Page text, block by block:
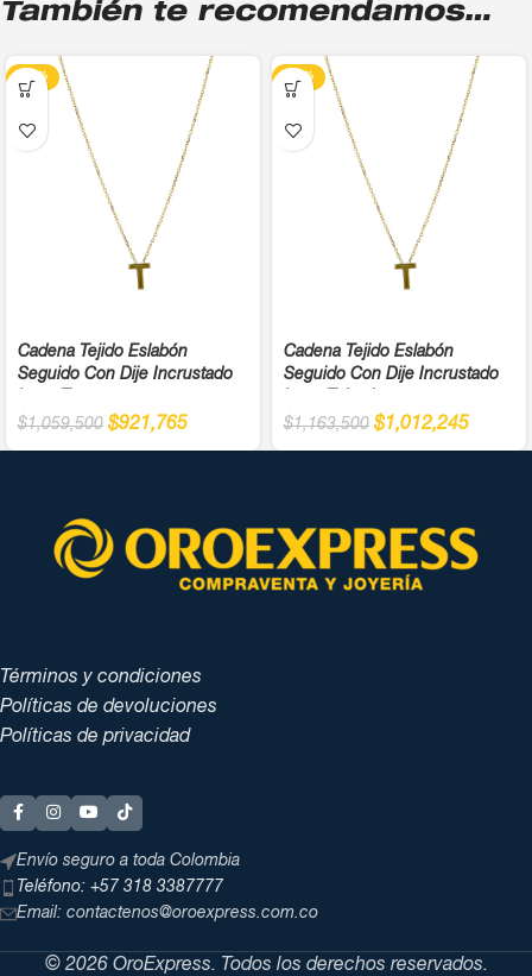
También te recomendamos…
-13%
Cadena Tejido Eslabón
Seguido Con Dije Incrustado
$1,059,500 $921,765
-13%
Cadena Tejido Eslabón
Seguido Con Dije Incrustado
$1,163,500 $1,012,245
Términos y condiciones
Políticas de devoluciones
Políticas de privacidad
Envío seguro a toda Colombia
Teléfono: +57 318 3387777
Email: contactenos@oroexpress.com.co
© 2026 OroExpress. Todos los derechos reservados.